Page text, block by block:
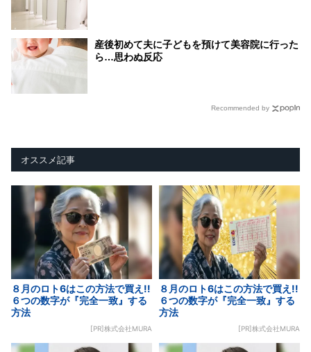
産後初めて夫に子どもを預けて美容院に行った
ら…思わぬ反応
Recommended by
オススメ記事
８月のロト6はこの方法で買え!!
６つの数字が『完全一致』する
方法
[PR]株式会社MURA
８月のロト6はこの方法で買え!!
６つの数字が『完全一致』する
方法
[PR]株式会社MURA